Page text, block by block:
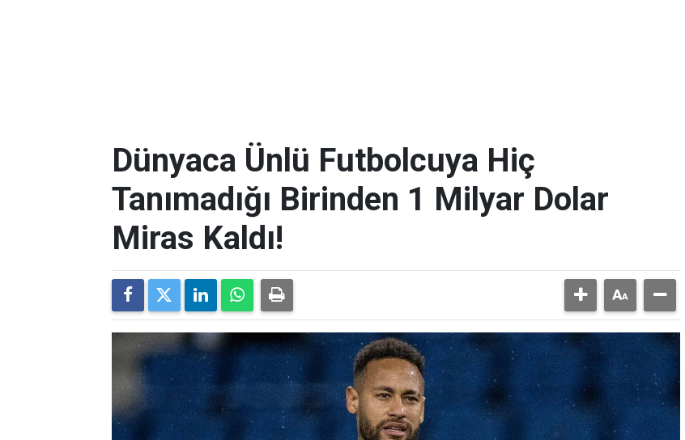
Dünyaca Ünlü Futbolcuya Hiç
Tanımadığı Birinden 1 Milyar Dolar
Miras Kaldı!